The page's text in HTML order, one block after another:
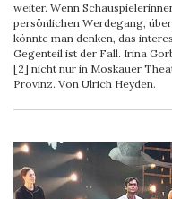
weiter. Wenn
persönlichen Werdegang,
könnte man denken, das
Gegenteil ist der Fall. Irina
[2] nicht nur in Moskauer
Provinz. Von Ulrich Heyden.